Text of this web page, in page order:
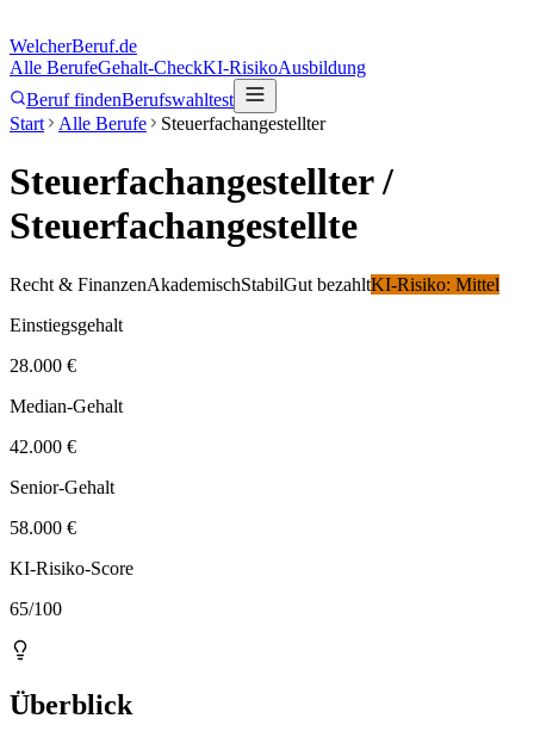
WelcherBeruf.de
Alle BerufeGehalt-CheckKI-RisikoAusbildung
Beruf findenBerufswahltest
Start
Alle Berufe Steuerfachangestellter
Steuerfachangestellter/
Steuerfachangestellte
Recht & FinanzenAkademischStabilGut bezahltKI-Risiko: Mittel
Einstiegsgehalt
28.000 €
Median-Gehalt
42.000 €
Senior-Gehalt
58.000 €
KI-Risiko-Score
65/100
Überblick